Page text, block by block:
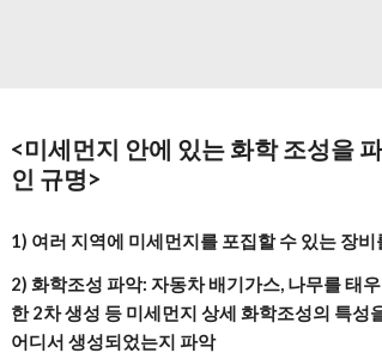
<미세먼지 안에 있는 화학 조성을
인 규명>
1) 여러 지역에 미세먼지를 포집할 수 있는 장
2) 화학조성 파악: 자동차 배기가스, 나무를 태
한 2차 생성 등 미세먼지 상세 화학조성의 특성
어디서 생성되었는지 파악